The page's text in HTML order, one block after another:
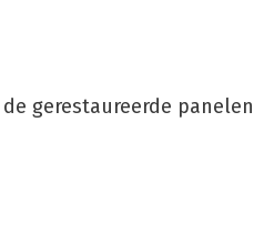
gerestaureerde panelen